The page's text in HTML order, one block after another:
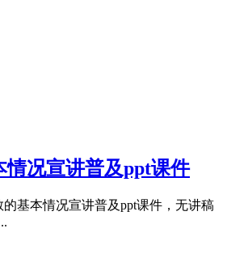
情况宣讲普及ppt课件
基本情况宣讲普及ppt课件，无讲稿